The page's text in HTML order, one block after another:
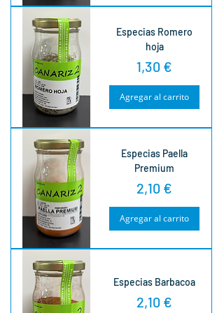
Especias Romero
hoja
Precio
1,30 €
Agregar al carrito
Especias Paella
Premium
Precio
2,10 €
Agregar al carrito
Especias Barbacoa
Precio
2,10 €